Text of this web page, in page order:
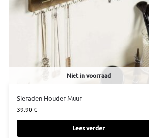
Niet in voorraad
Sieraden Houder Muur
39.90€
Lees verder